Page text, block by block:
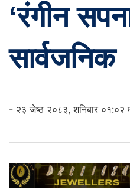
‘रंगीन
सार्वजनिक
- २३ जेष्ठ २०८३, शनिबार ०१:०२